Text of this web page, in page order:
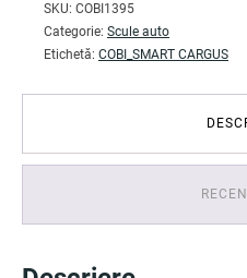
SKU: COBI1395
Categorie: Scule auto
Etichetă: COBI_SMART CARGUS